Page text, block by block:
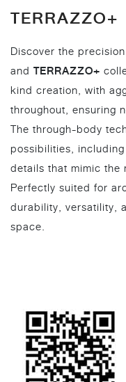
TERRAZZO+
Discover the
and TERRAZZO+
kind creation, with
throughout, ensuring
The through-body
possibilities,
details that mimic the
Perfectly suited for
durability, versatility,
space.